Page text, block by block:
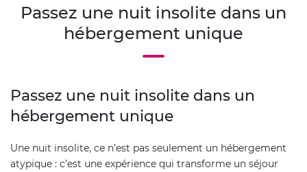
Passez une nuit insolite dans un
hébergement unique
Passez une nuit insolite dans un
hébergement unique
Une nuit insolite, ce n’est pas seulement un hébergement
atypique : c’est une expérience qui transforme un séjour